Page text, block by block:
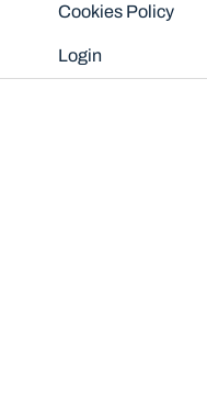
Cookies Policy
Login